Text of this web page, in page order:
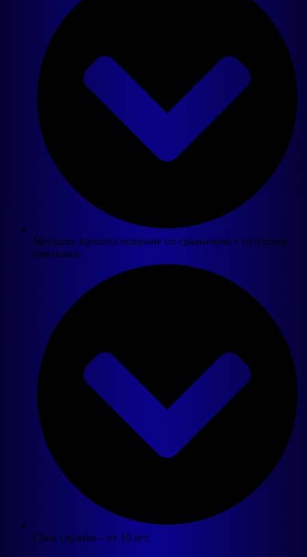
Меньшее шумопоглощение по сравнению с толстыми
плитками.
Срок службы – от 10 лет.